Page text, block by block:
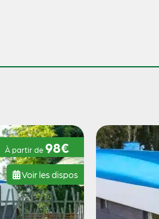
À partir de 98€
Voir les dispos